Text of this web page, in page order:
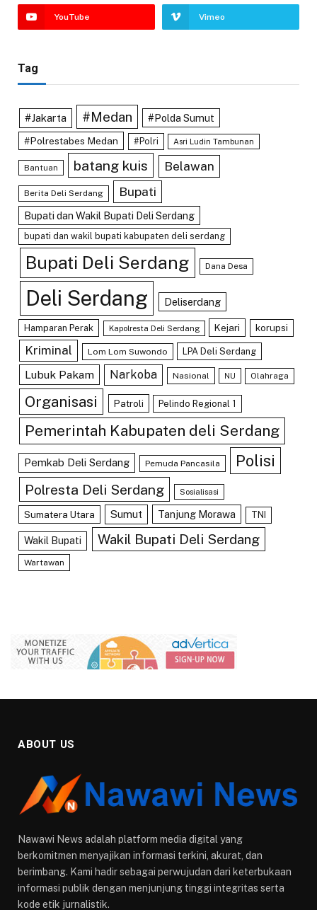
YouTube Vimeo
Tag
#Jakarta #Medan #Polda Sumut
#Polrestabes Medan #Polri Asri Ludin Tambunan
Bantuan batang kuis Belawan
Berita Deli Serdang Bupati
Bupati dan Wakil Bupati Deli Serdang
bupati dan wakil bupati kabupaten deli serdang
Bupati Deli Serdang Dana Desa
Deli Serdang Deliserdang
Hamparan Perak Kapolresta Deli Serdang Kejari korupsi
Kriminal Lom Lom Suwondo LPA Deli Serdang
Lubuk Pakam Narkoba Nasional NU Olahraga
Organisasi Patroli Pelindo Regional 1
Pemerintah Kabupaten deli Serdang
Pemkab Deli Serdang Pemuda Pancasila Polisi
Polresta Deli Serdang Sosialisasi
Sumatera Utara Sumut Tanjung Morawa TNI
Wakil Bupati Wakil Bupati Deli Serdang
Wartawan
ABOUT US
Nawawi News adalah platform media digital yang
berkomitmen menyajikan informasi terkini, akurat, dan
berimbang. Kami hadir sebagai perwujudan dari keterbukaan
informasi publik dengan menjunjung tinggi integritas serta
kode etik jurnalistik.